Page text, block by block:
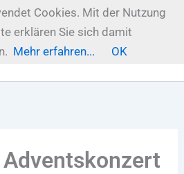
Cookies. Mit der Nutzung
erklären Sie sich damit
Mehr erfahren... OK